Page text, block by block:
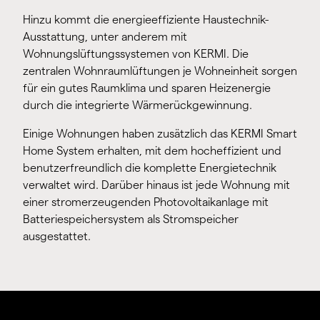
Hinzu kommt die energieeffiziente Haustechnik-
Ausstattung, unter anderem mit
Wohnungslüftungssystemen von KERMI. Die
zentralen Wohnraumlüftungen je Wohneinheit sorgen
für ein gutes Raumklima und sparen Heizenergie
durch die integrierte Wärmerückgewinnung.
Einige Wohnungen haben zusätzlich das KERMI Smart
Home System erhalten, mit dem hocheffizient und
benutzerfreundlich die komplette Energietechnik
verwaltet wird. Darüber hinaus ist jede Wohnung mit
einer stromerzeugenden Photovoltaikanlage mit
Batteriespeichersystem als Stromspeicher
ausgestattet.